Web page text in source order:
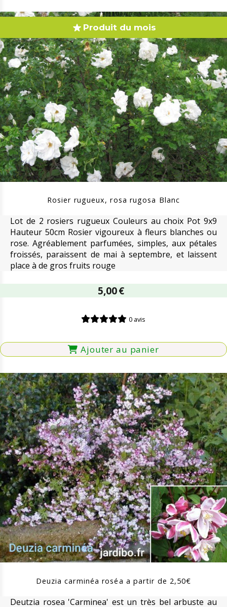
Rosier rugueux, rosa rugosa Blanc
Lot de 2 rosiers rugueux Couleurs au choix Pot 9x9
Hauteur 50cm Rosier vigoureux à fleurs blanches ou
rose. Agréablement parfumées, simples, aux pétales
froissés, paraissent de mai à septembre, et laissent
place à de gros fruits rouge
5,00€
0 avis
Ajouter au panier
Produit du mois
Deuzia carminéa roséa a partir de 2,50€
Deutzia rosea 'Carminea' est un très bel arbuste au